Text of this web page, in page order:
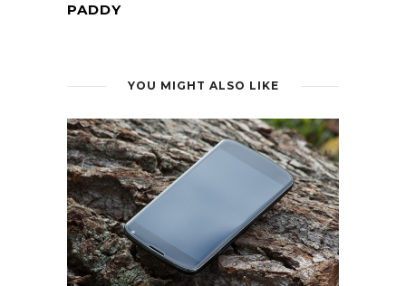
PADDY
YOU MIGHT ALSO LIKE